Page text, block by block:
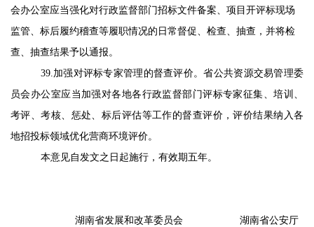
会办公室应当强化对行政监督部门招标文件备案、项目开评标现场
监管、标后履约稽查等履职情况的日常督促、检查、抽查 ， 并将检
查、抽查结果予以通报。
39.加强对评标专家管理的督查评价。省公共资源交易管理委
员会办公室应当加强对各地各行政监督部门评标专家征集、培训、
考评、考核、惩处、 标后评估等工作的督查评价 ，评价结果纳入各
地招投标领域优化营商环境评价。
本意见自发文之日 起施行， 有效期五年。
湖南省发展和改革委员会 湖南省公安厅